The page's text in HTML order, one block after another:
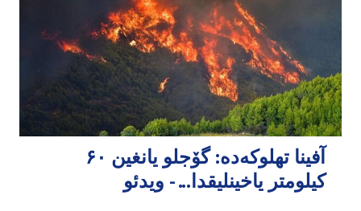
آفینا تهلوکه‌ده: گۆجلو یانغین ۶۰
کیلومتر یاخینلیقدا... - ویدئو